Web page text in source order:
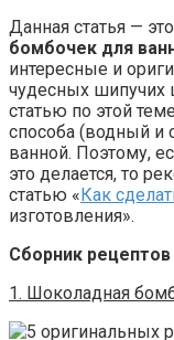
Данная статья —
бомбочек для
интересные и
чудесных шипучих
статью по этой
способа (водный и
ванной. Поэтому,
это делается, то
статью «Как
изготовления».
Сборник
1. Шоколадная